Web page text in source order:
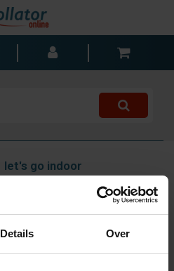
Details Over
let's go indoor